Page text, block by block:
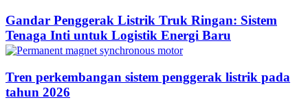
Gandar Penggerak Listrik Truk Ringan: Sistem
Tenaga Inti untuk Logistik Energi Baru
Tren perkembangan sistem penggerak listrik pada
tahun 2026